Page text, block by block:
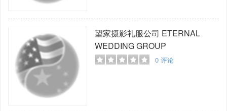
望家摄影礼服公司 ETERNAL
WEDDING GROUP
0评论